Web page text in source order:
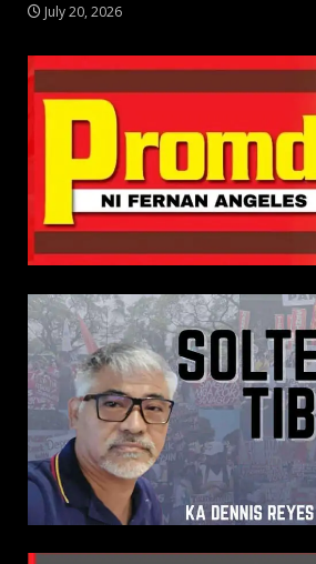
July 20, 2026